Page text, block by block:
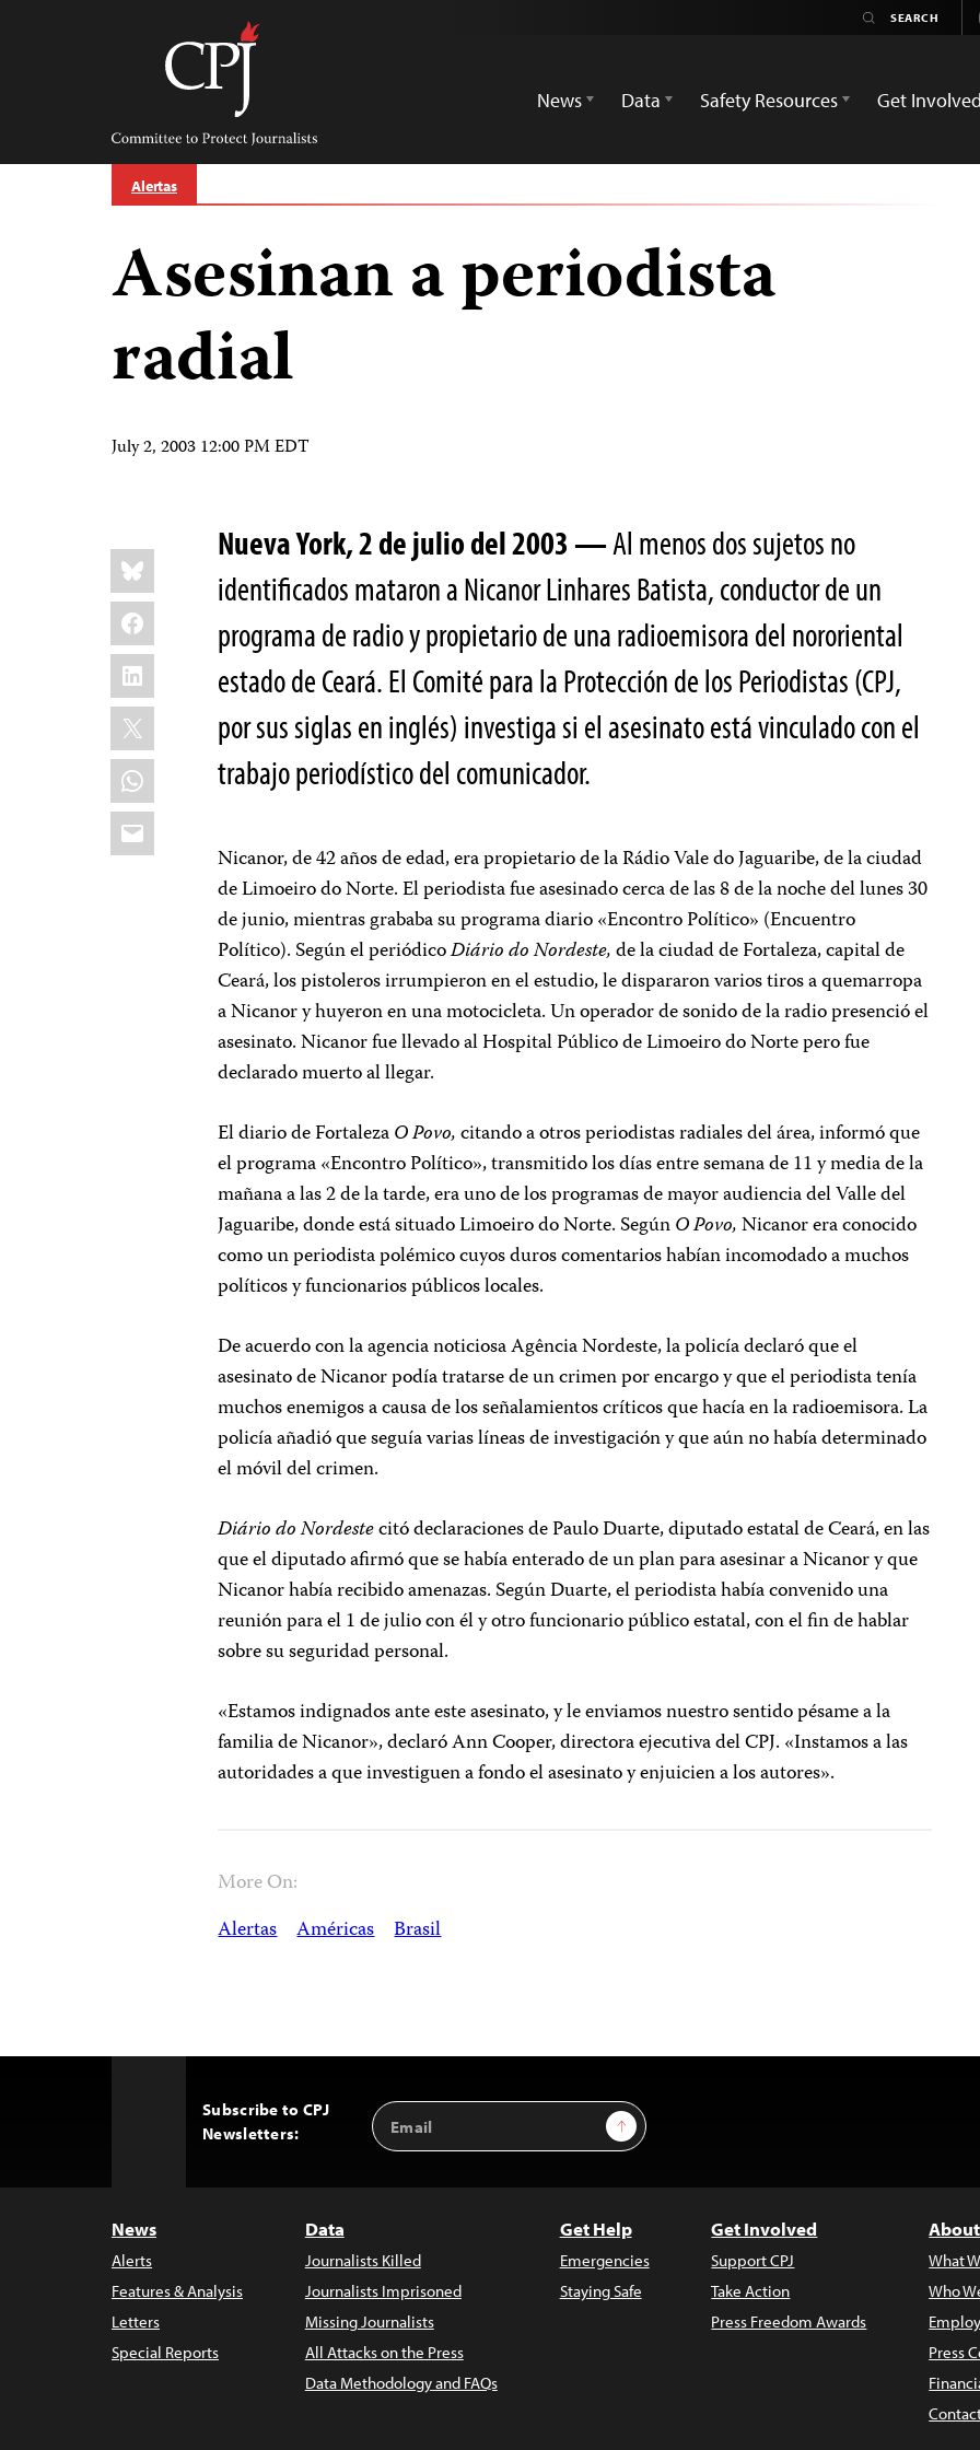
Committee
Protect
Journalists
News
Data Safety Resources Get Involved
Alertas
Asesinan a periodista
radial
July 2, 2003 12:00 PM EDT
Share
this:
Bluesky
Facebook
LinkedIn
X
WhatsApp
Email
Nueva York, 2 de julio del 2003 —Al menos dos sujetos no
identificados mataron a Nicanor Linhares Batista, conductor de un
programa de radio y propietario de una radioemisora del nororiental
estado de Ceará. El Comité para la Protección de los Periodistas (CPJ,
por sus siglas en inglés) investiga si el asesinato está vinculado con el
trabajo periodístico del comunicador.
Nicanor, de 42 años de edad, era propietario de la Rádio Vale do Jaguaribe, de la ciudad
de Limoeiro do Norte. El periodista fue asesinado cerca de las 8 de la noche del lunes 30
de junio, mientras grababa su programa diario «Encontro Político» (Encuentro
Político). Según el periódicoDiário do Nordeste,de la ciudad de Fortaleza, capital de
Ceará, los pistoleros irrumpieron en el estudio, le dispararon varios tiros a quemarropa
a Nicanor y huyeron en una motocicleta. Un operador de sonido de la radio presenció el
asesinato. Nicanor fue llevado al Hospital Público de Limoeiro do Norte pero fue
declarado muerto al llegar.
El diario de FortalezaO Povo,citando a otros periodistas radiales del área, informó que
el programa «Encontro Político», transmitido los días entre semana de 11 y media de la
mañana a las 2 de la tarde, era uno de los programas de mayor audiencia del Valle del
Jaguaribe, donde está situado Limoeiro do Norte. SegúnO Povo,Nicanor era conocido
como un periodista polémico cuyos duros comentarios habían incomodado a muchos
políticos y funcionarios públicos locales.
De acuerdo con la agencia noticiosa Agência Nordeste, la policía declaró que el
asesinato de Nicanor podía tratarse de un crimen por encargo y que el periodista tenía
muchos enemigos a causa de los señalamientos críticos que hacía en la radioemisora. La
policía añadió que seguía varias líneas de investigación y que aún no había determinado
el móvil del crimen.
Diário do Nordestecitó declaraciones de Paulo Duarte, diputado estatal de Ceará, en las
que el diputado afirmó que se había enterado de un plan para asesinar a Nicanor y que
Nicanor había recibido amenazas. Según Duarte, el periodista había convenido una
reunión para el 1 de julio con él y otro funcionario público estatal, con el fin de hablar
sobre su seguridad personal.
«Estamos indignados ante este asesinato, y le enviamos nuestro sentido pésame a la
familia de Nicanor», declaró Ann Cooper, directora ejecutiva del CPJ. «Instamos a las
autoridades a que investiguen a fondo el asesinato y enjuicien a los autores».
More On:
Alertas Américas Brasil
Subscribe to CPJ
Newsletters:
Email
Address
Sign Up
News
Alerts
Features & Analysis
Letters
Special Reports
Data
Journalists Killed
Journalists Imprisoned
Missing Journalists
All Attacks on the Press
Data Methodology and FAQs
Get Help
Emergencies
Staying Safe
Get Involved
Support CPJ
Take Action
Press Freedom Awards
What
Who
Press